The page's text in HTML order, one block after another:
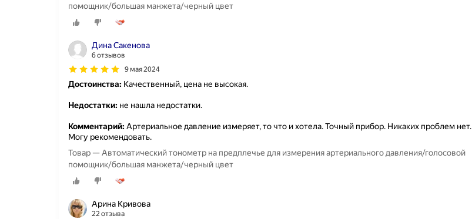
помощник/большая манжета/черный цвет
Дина Сакенова
6 отзывов
9 мая 2024
Достоинства: Качественный, цена не высокая.
Недостатки: не нашла недостатки.
Комментарий:Артериальное давление измеряет, то что и хотела. Точный прибор. Никаких проблем нет.
Могу рекомендовать.
Товар — Автоматический тонометр на предплечье для измерения артериального давления/голосовой
помощник/большая манжета/черный цвет
Арина Кривова
22 отзыва